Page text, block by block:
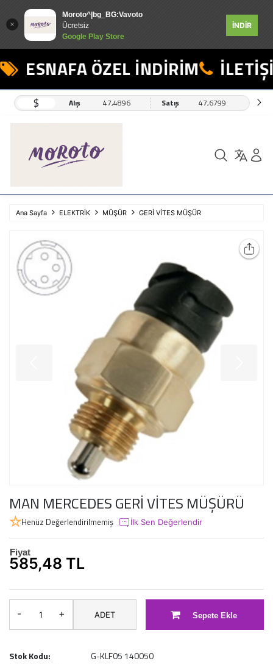
Moroto^|bg_BG:Vavoto
Ücretsiz
Google Play Store
İNDİR
ESNAFA ÖZEL İNDİRİM
$ Alış 47,4896 Satış 47,6799
Ana Sayfa ELEKTRİK MÜŞÜR GERİ VİTES MÜŞÜR
MAN MERCEDES GERİ VİTES MÜŞÜRÜ
Henüz Değerlendirilmemiş İlk Sen Değerlendir
Fiyat
585,48 TL
- + ADET Sepete Ekle
Stok Kodu:
G-KLF05 140050